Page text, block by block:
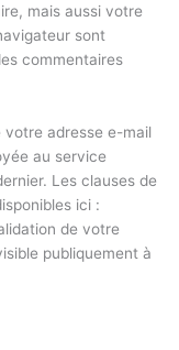
mais aussi votre
sont
commentaires
votre adresse e-mail
au service
Les clauses de
ici :
de votre
publiquement à